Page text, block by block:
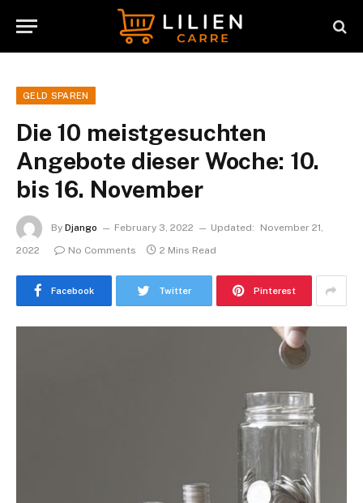
GELD SPAREN
Die 10 meistgesuchten
Angebote dieser Woche: 10.
bis 16. November
By Django February 3, 2022 Updated:
November 21,
2022
No Comments 2 Mins Read
Facebook Twitter Pinterest